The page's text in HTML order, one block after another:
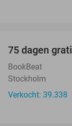
75 dagen
BookBeat
Stockholm
Verkocht: 39.338